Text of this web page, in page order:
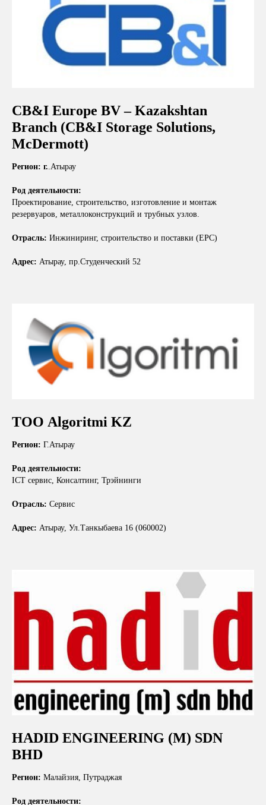
CB&I Europe BV – Kazakshtan
Branch (CB&I Storage Solutions,
McDermott)
Регион: г. .Атырау
Род деятельности:
Проектирование, строительство, изготовление и монтаж
резервуаров, металлоконструкций и трубных узлов.
Отрасль: Инжиниринг, строительство и поставки (EPC)
Адрес: Атырау, пр.Студенческий 52
ТОО Algoritmi KZ
Регион: Г.Атырау
Род деятельности:
ICT сервис, Консалтинг, Трэйнинги
Отрасль: Сервис
Адрес: Атырау, Ул.Танкыбаева 16 (060002)
HADID ENGINEERING (M) SDN
BHD
Регион: Малайзия, Путраджая
Род деятельности: